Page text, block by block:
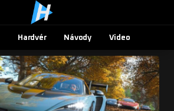
Hardvér Návody Video